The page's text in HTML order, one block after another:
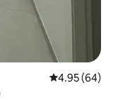
Calificación
4.95 (64)